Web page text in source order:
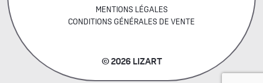
MENTIONS LÉGALES
CONDITIONS GÉNÉRALES DE VENTE
© 2026 LIZART